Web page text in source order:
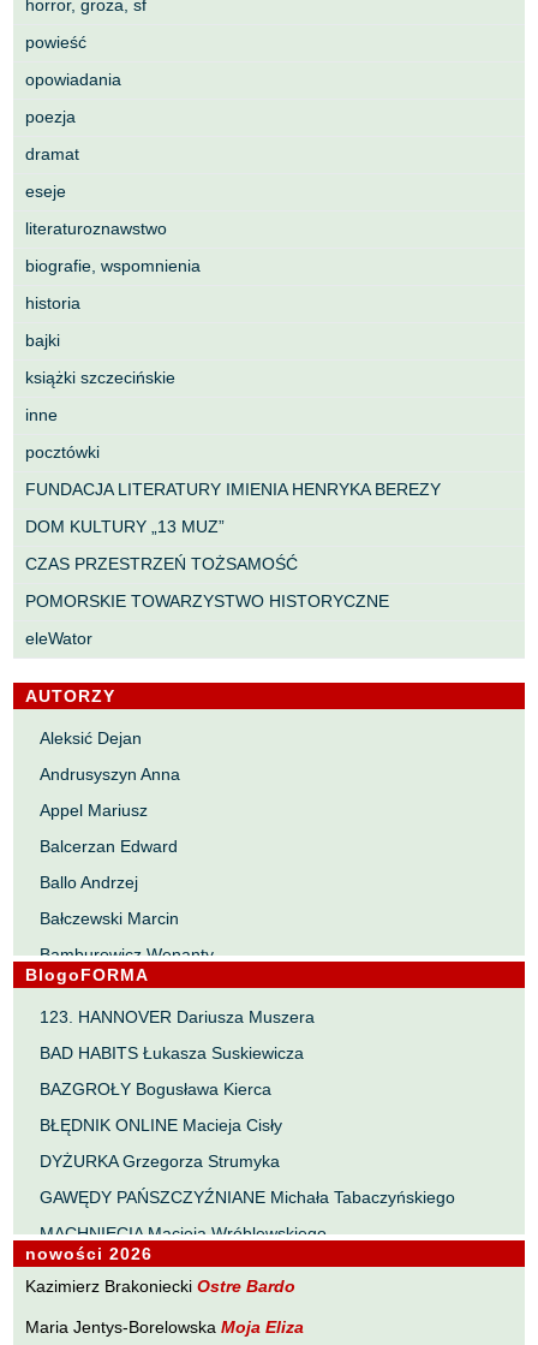
horror, groza, sf
powieść
opowiadania
poezja
dramat
eseje
literaturoznawstwo
biografie, wspomnienia
historia
bajki
książki szczecińskie
inne
pocztówki
FUNDACJA LITERATURY IMIENIA HENRYKA BEREZY
DOM KULTURY „13 MUZ”
CZAS PRZESTRZEŃ TOŻSAMOŚĆ
POMORSKIE TOWARZYSTWO HISTORYCZNE
eleWator
AUTORZY
Aleksić Dejan
Andrusyszyn Anna
Appel Mariusz
Balcerzan Edward
Ballo Andrzej
Bałczewski Marcin
Bamburowicz Wenanty
Bawołek Waldemar
Bereza Henryk
Berezin Kostia
Bielawa Jacek
Biernacka Alina
Bieszczad Maciej
Bigoszewska Maria
Bitner Dariusz
Błahy Jarosław
BlogoFORMA
123. HANNOVER Dariusza Muszera
BAD HABITS Łukasza Suskiewicza
BAZGROŁY Bogusława Kierca
BŁĘDNIK ONLINE Macieja Cisły
DYŻURKA Grzegorza Strumyka
GAWĘDY PAŃSZCZYŹNIANE Michała Tabaczyńskiego
MACHNIĘCIA Macieja Wróblewskiego
MAŁOMIASTECZKOWE ZRYWY Zbigniewa Wojciechowicza
nowości 2026
Kazimierz BrakonieckiOstre Bardo
Maria Jentys-BorelowskaMoja Eliza